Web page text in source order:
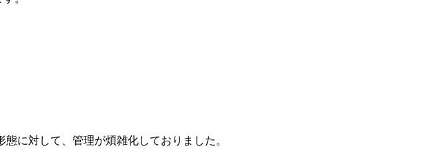
に対して、管理が煩雑化しておりました。